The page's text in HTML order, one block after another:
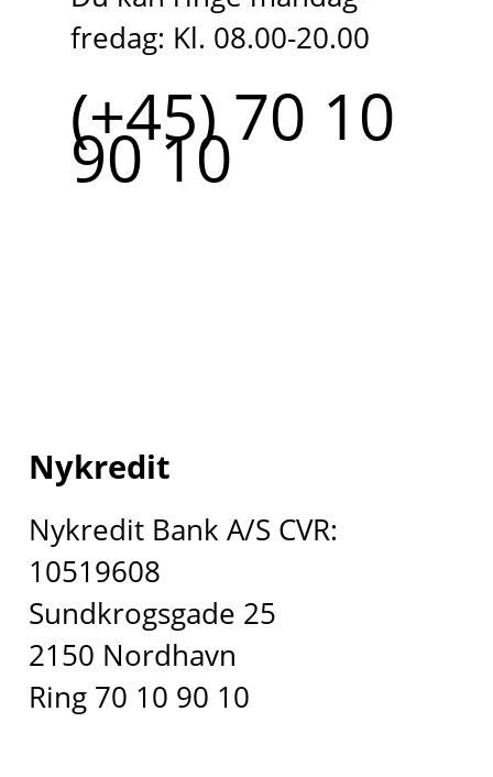
fredag: Kl. 08.00-20.00
(+45) 70 10
90 10
Nykredit
Nykredit Bank A/S CVR:
10519608
Sundkrogsgade 25
2150 Nordhavn
Ring 70 10 90 10